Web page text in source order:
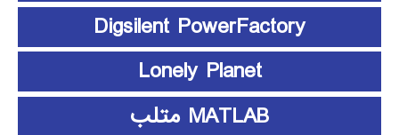
Digsilent PowerFactory
Lonely Planet
MATLAB متلب